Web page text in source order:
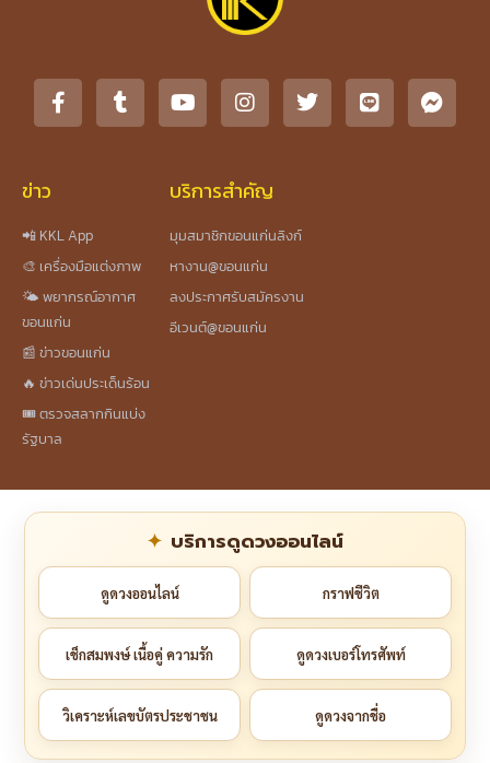
ข่าว
📲 KKL App
🎨 เครื่องมือแต่งภาพ
🌤️ พยากรณ์อากาศ
ขอนแก่น
📰 ข่าวขอนแก่น
🔥 ข่าวเด่นประเด็นร้อน
🎟️ ตรวจสลากกินแบ่ง
รัฐบาล
บริการสำคัญ
มุมสมาชิกขอนแก่นลิงก์
หางาน@ขอนแก่น
ลงประกาศรับสมัครงาน
อีเวนต์@ขอนแก่น
บริการดูดวงออนไลน์
ดูดวงออนไลน์ กราฟชีวิต
เช็กสมพงษ์ เนื้อคู่ ความรัก ดูดวงเบอร์โทรศัพท์
วิเคราะห์เลขบัตรประชาชน ดูดวงจากชื่อ